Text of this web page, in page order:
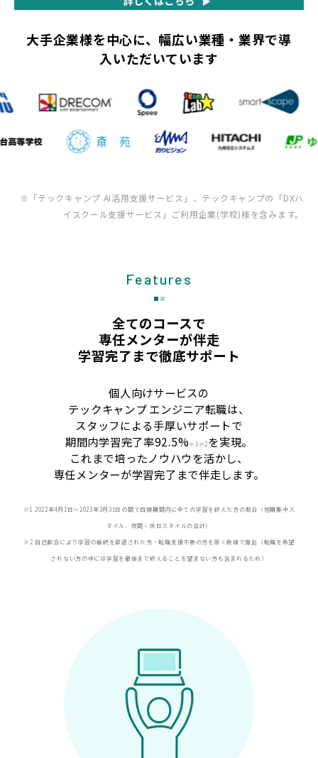
大手企業様を中心に、幅広い業種・業界で導
入いただいています
※「テックキャンプ AI活用支援サービス」、テックキャンプの「DXハ
イスクール支援サービス」ご利用企業(学校)様を含みます。
Features
全てのコースで
専任メンターが伴走
学習完了まで徹底サポート
個人向けサービスの
テックキャンプ エンジニア転職は、
スタッフによる手厚いサポートで
期間内学習完了率92.5%※ 1※2を実現。
これまで培ったノウハウを活かし、
専任メンターが学習完了まで伴走します。
※1 2022年4月1日〜2023年3月31日の間で目標期間内に全ての学習を終えた方の割合（短期集中ス
タイル、夜間・休日スタイルの合計）
※2 自己都合により学習の継続を辞退された方・転職支援不要の方を除く数値で算出（転職を希望
されない方の中には学習を最後まで終えることを望まない方も含まれるため）